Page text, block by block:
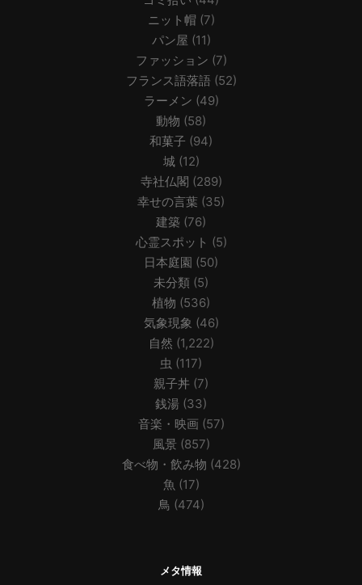
ニット帽 (7)
パン屋 (11)
ファッション (7)
フランス語落語 (52)
ラーメン (49)
動物 (58)
和菓子 (94)
城(12)
寺社仏閣 (289)
幸せの言葉 (35)
建築 (76)
心霊スポット (5)
日本庭園 (50)
未分類 (5)
植物 (536)
気象現象 (46)
自然 (1,222)
虫 (117)
親子丼 (7)
銭湯 (33)
音楽・映画 (57)
風景(857)
食べ物・飲み物 (428)
魚 (17)
鳥 (474)
メタ情報